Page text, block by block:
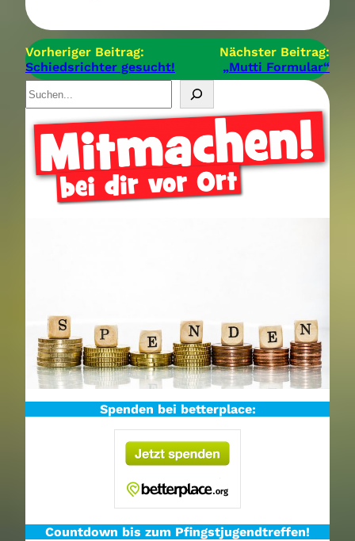
Vorheriger Beitrag:
Schiedsrichter gesucht!
Nächster Beitrag:
„Mutti Formular“
S
u
Spenden bei betterplace:
Countdown bis zum Pfingstjugendtreffen!